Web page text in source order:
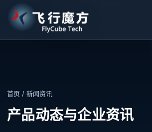
首页 / 新闻资讯
产品动态与企业资讯